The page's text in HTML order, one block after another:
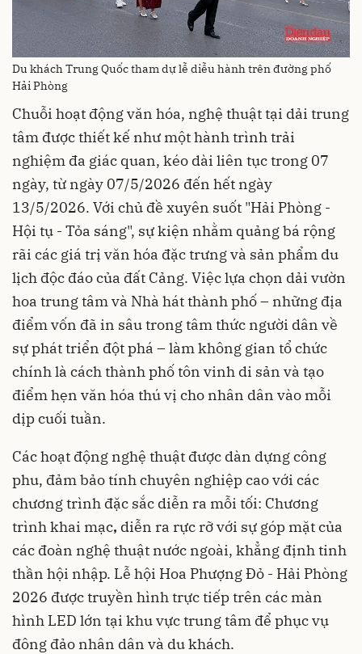
Du khách Trung Quốc tham dự lễ diễu hành trên đường phố
Hải Phòng
Chuỗi hoạt động văn hóa, nghệ thuật tại dải trung
tâm được thiết kế như một hành trình trải
nghiệm đa giác quan, kéo dài liên tục trong 07
ngày, từ ngày 07/5/2026 đến hết ngày
13/5/2026. Với chủ đề xuyên suốt "Hải Phòng -
Hội tụ - Tỏa sáng", sự kiện nhằm quảng bá rộng
rãi các giá trị văn hóa đặc trưng và sản phẩm du
lịch độc đáo của đất Cảng. Việc lựa chọn dải vườn
hoa trung tâm và Nhà hát thành phố – những địa
điểm vốn đã in sâu trong tâm thức người dân về
sự phát triển đột phá – làm không gian tổ chức
chính là cách thành phố tôn vinh di sản và tạo
điểm hẹn văn hóa thú vị cho nhân dân vào mỗi
dịp cuối tuần.
Các hoạt động nghệ thuật được dàn dựng công
phu, đảm bảo tính chuyên nghiệp cao với các
chương trình đặc sắc diễn ra mỗi tối: Chương
trình khai mạc, diễn ra rực rỡ với sự góp mặt của
các đoàn nghệ thuật nước ngoài, khẳng định tinh
thần hội nhập. Lễ hội Hoa Phượng Đỏ - Hải Phòng
2026 được truyền hình trực tiếp trên các màn
hình LED lớn tại khu vực trung tâm để phục vụ
đông đảo nhân dân và du khách.